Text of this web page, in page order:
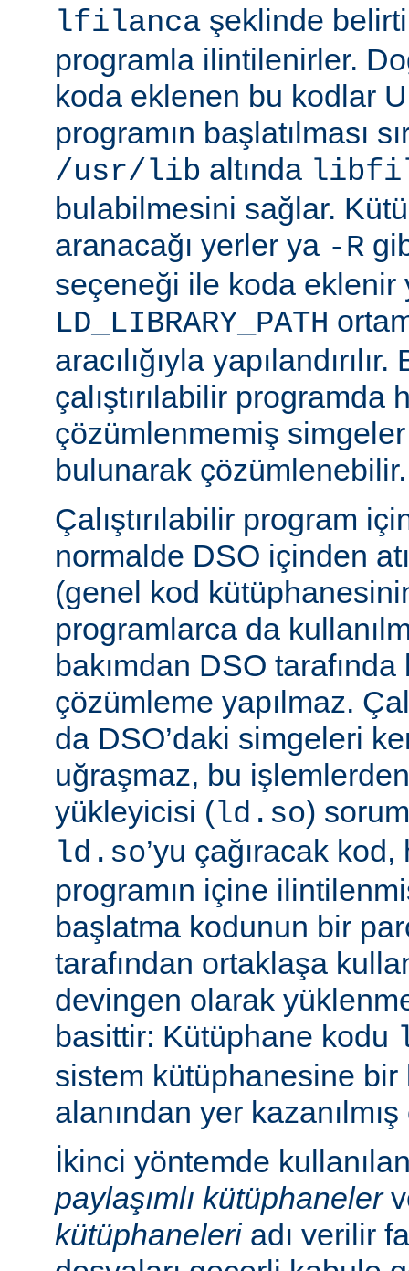
lfilanca şeklinde
programla ilintilenirler.
koda eklenen bu kodlar
programın başlatılması
/usr/lib altında
bulabilmesini sağlar.
aranacağı yerler ya -R
seçeneği ile koda eklenir
LD_LIBRARY_PATH
aracılığıyla
çalıştırılabilir programda
çözümlenmemiş
bulunarak çözümlenebilir.
Çalıştırılabilir program
normalde DSO içinden
(genel kod
programlarca da
bakımdan DSO
çözümleme yapılmaz.
da DSO’daki simgeleri
uğraşmaz, bu
yükleyicisi ( ld.so)
ld.so’yu çağıracak kod,
programın içine
başlatma kodunun bir
tarafından ortaklaşa
devingen olarak
basittir: Kütüphane kodu
sistem kütüphanesine
alanından yer kazanılmış
İkinci yöntemde
paylaşımlı kütüphaneler
kütüphaneleriadı verilir